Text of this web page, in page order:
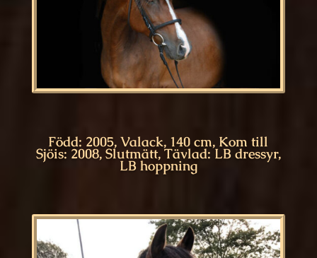
Född: 2005, Valack, 140 cm, Kom till
Sjöis: 2008, Slutmätt, Tävlad: LB dressyr,
LB hoppning